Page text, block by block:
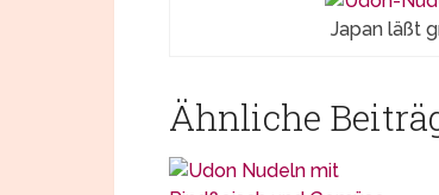
Japan läßt
Ähnliche